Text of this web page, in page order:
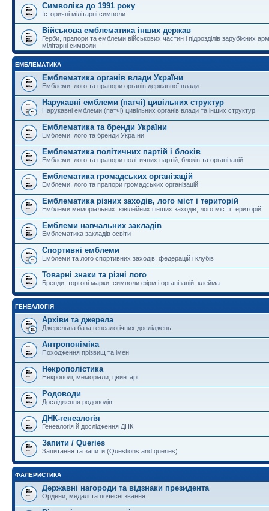
Символіка до 1991 року
Історичні мілітарні символи
Військова емблематика інших держав
Герби, прапори та емблеми військових частин і підрозділів зарубіжних
мілітарні символи
ЕМБЛЕМАТИКА
Емблематика органів влади України
Емблеми, лого та прапори органів державної влади
Нарукавні емблеми (патчі) цивільних структур
Нарукавні емблеми (патчі) цивільних органів влади та інших структур
Емблематика та бренди України
Емблеми, лого та бренди України
Емблематика політичних партій і блоків
Емблеми, лого та прапори політичних партій, блоків та організацій
Емблематика громадських організацій
Емблеми, лого та прапори громадських організацій
Емблематика різних заходів, лого міст і територій
Емблеми меморіальних, ювілейних і інших заходів, лого міст і територій
Емблеми навчальних закладів
Емблематика закладів освіти
Спортивні емблеми
Емблеми та лого спортивних заходів, федерацій і клубів
Товарні знаки та різні лого
Бренди, торгові марки, символи фірм і організацій, клейма
ГЕНЕАЛОГІЯ
Архіви та джерела
Джерельна база генеалогічних досліджень
Антропоніміка
Походження прізвищ та імен
Некрополістика
Некрополі, меморіали, цвинтарі
Родоводи
Дослідження родоводів
ДНК-генеалогія
Генеалогія й дослідження ДНК
Запити / Queries
Запитання та запити (Questions and queries)
ФАЛЕРИСТИКА
Державні нагороди та відзнаки президента
Ордени, медалі та почесні звання